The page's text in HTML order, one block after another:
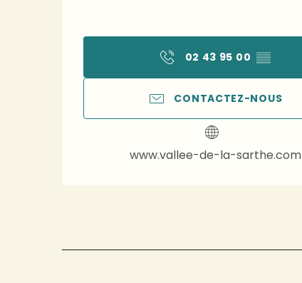
02 43 95 00 ▒▒
CONTACTEZ-NOUS
www.vallee-de-la-sarthe.com